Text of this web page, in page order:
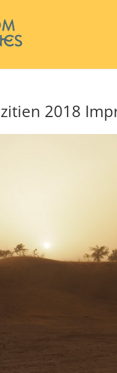
2018